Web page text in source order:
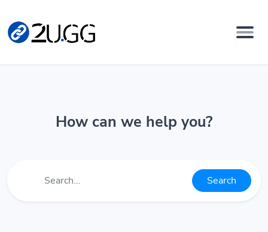
How can we help you?
Search